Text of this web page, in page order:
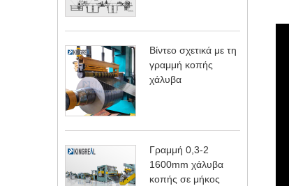
Βίντεο σχετικά με τη
γραμμή κοπής
χάλυβα
Γραμμή 0,3-2
1600mm χάλυβα
κοπής σε μήκος